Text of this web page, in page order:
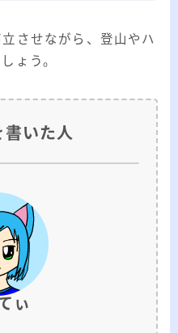
させながら、登山やハ
ょう。
書いた人
ぃ